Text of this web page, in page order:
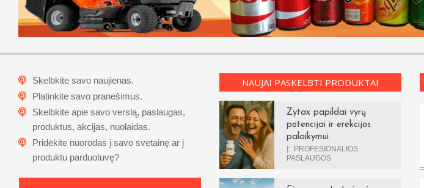
Skelbkite savo naujienas.
Platinkite savo pranešimus.
Skelbkite apie savo verslą, paslaugas,
produktus, akcijas, nuolaidas.
Pridėkite nuorodas į savo svetainę ar į
produktu parduotuvę?
NAUJAI PASKELBTI PRODUKTAI
Zytax papildai vyrų
potencijai ir erekcijos
palaikymui
Į:
PROFESIONALIOS
PASLAUGOS